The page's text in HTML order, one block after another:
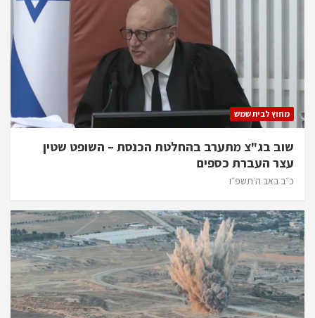
מחוץ לבית שמש
שוב בג"צ מתערב בהחלטת הכנסת – השופט שטין
עצר העברת כספים
כ״ב באב ה׳תשפ״ו